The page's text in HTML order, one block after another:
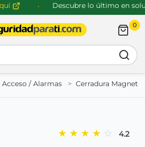
Descubre lo último en
navegación
0
/ Alarmas Cerradura
★ ★ ★ ★ ☆ 4.2